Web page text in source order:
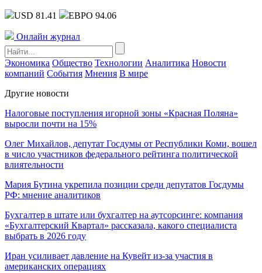
USD 81.41 ЕВРО 94.06
Онлайн журнал
Экономика Общество Технологии Аналитика Новости
компаний События Мнения В мире
Другие новости
Налоговые поступления игорной зоны «Красная Поляна»
выросли почти на 15%
Олег Михайлов, депутат Госдумы от Республики Коми, вошел
в число участников федерального рейтинга политической
влиятельности
Мария Бутина укрепила позиции среди депутатов Госдумы
РФ: мнение аналитиков
Бухгалтер в штате или бухгалтер на аутсорсинге: компания
«Бухгалтерский Квартал» рассказала, какого специалиста
выбрать в 2026 году
Иран усиливает давление на Кувейт из-за участия в
американских операциях